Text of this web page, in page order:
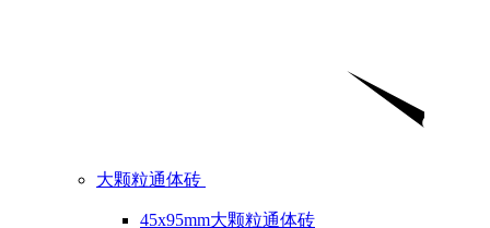
大颗粒通体砖
45x95mm大颗粒通体砖